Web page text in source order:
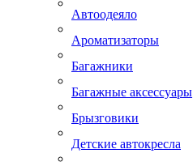
Автоодеяло
Ароматизаторы
Багажники
Багажные аксессуары
Брызговики
Детские автокресла